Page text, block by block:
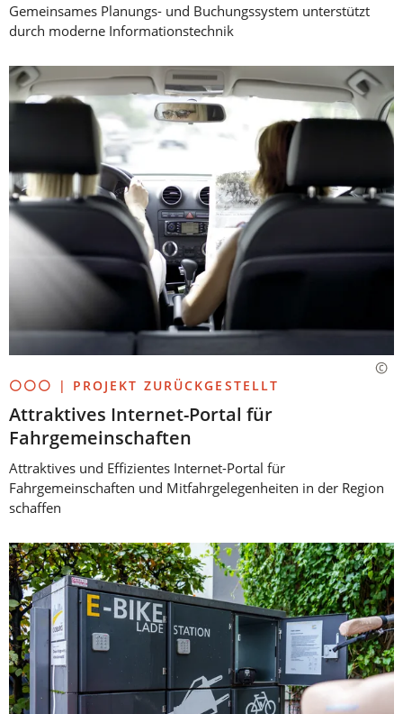
Gemeinsames Planungs- und Buchungssystem unterstützt
durch moderne Informationstechnik
⚪⚪⚪ | PROJEKT ZURÜCKGESTELLT
Attraktives Internet-Portal für
Fahrgemeinschaften
Attraktives und Effizientes Internet-Portal für
Fahrgemeinschaften und Mitfahrgelegenheiten in der Region
schaffen